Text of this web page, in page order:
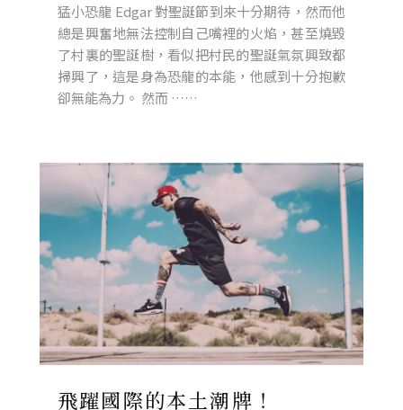
猛小恐龍 Edgar 對聖誕節到來十分期待，然而他
總是興奮地無法控制自己嘴裡的火焰，甚至燒毀
了村裏的聖誕樹，看似把村民的聖誕氣氛興致都
掃興了，這是身為恐龍的本能，他感到十分抱歉
卻無能為力。 然而 ……
飛躍國際的本土潮牌！